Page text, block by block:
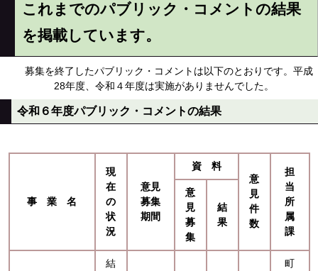
これまでのパブリック・コメントの結果
を掲載しています。
募集を終了したパブリック・コメントは以下のとおりです。平成
28年度、令和４年度は実施がありませんでした。
令和６年度パブリック・コメントの結果
事 業 名
現
在
の
状
況
意見
募集
期間
資 料
意
見
件
数
担
当
所
属
課
意
見
募
集
結
果
結
町